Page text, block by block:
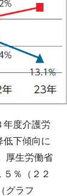
度介護労
低下傾向に
厚生労働省
％（２２
グラフ